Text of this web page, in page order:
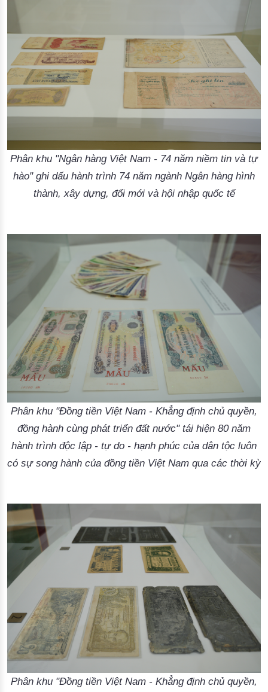
Phân khu "Ngân hàng Việt Nam - 74 năm niềm tin và tự
hào" ghi dấu hành trình 74 năm ngành Ngân hàng hình
thành, xây dựng, đổi mới và hội nhập quốc tế
Phân khu "Đồng tiền Việt Nam - Khẳng định chủ quyền,
đồng hành cùng phát triển đất nước" tái hiện 80 năm
hành trình độc lập - tự do - hạnh phúc của dân tộc luôn
có sự song hành của đồng tiền Việt Nam qua các thời kỳ
Phân khu "Đồng tiền Việt Nam - Khẳng định chủ quyền,